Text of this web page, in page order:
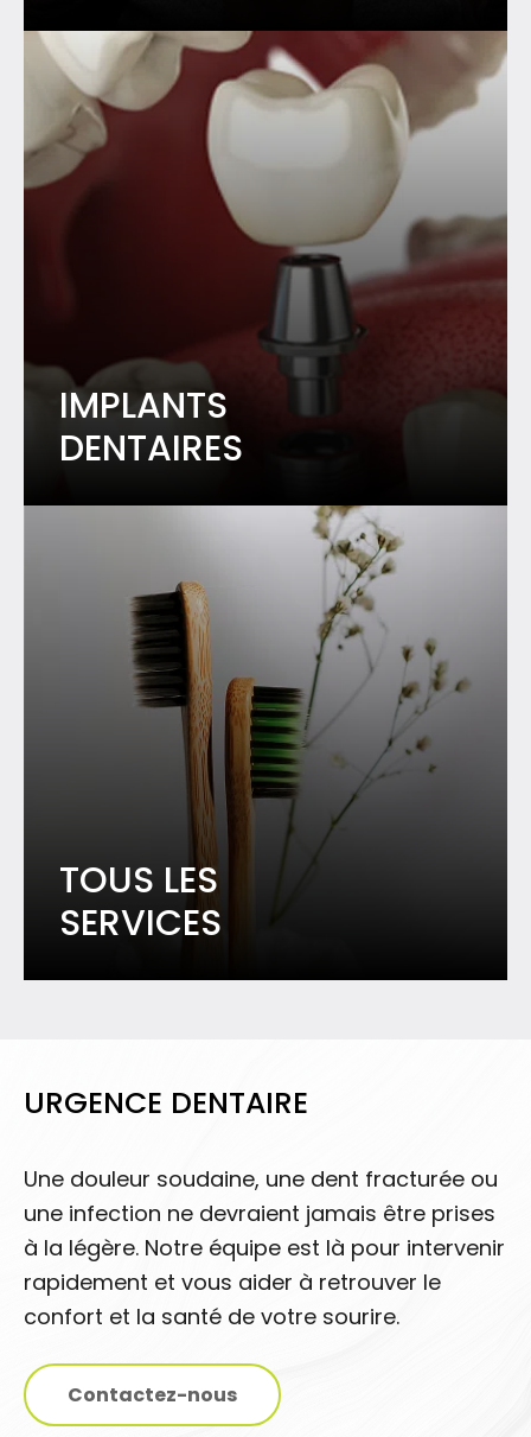
IMPLANTS
DENTAIRES
TOUS LES
SERVICES
URGENCE DENTAIRE
Une douleur soudaine, une dent fracturée ou
une infection ne devraient jamais être prises
à la légère. Notre équipe est là pour intervenir
rapidement et vous aider à retrouver le
confort et la santé de votre sourire.
Contactez-nous